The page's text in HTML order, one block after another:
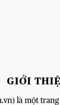
GIỚI
là một